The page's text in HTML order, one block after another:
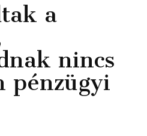
a
nincs
pénzügyi